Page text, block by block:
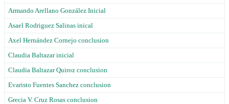
Armando Arellano González Inicial
Asael Rodriguez Salinas inical
Axel Hernández Cornejo conclusion
Claudia Baltazar inicial
Claudia Baltazar Quiroz conclusion
Evaristo Fuentes Sanchez conclusion
Grecia V. Cruz Rosas conclusion